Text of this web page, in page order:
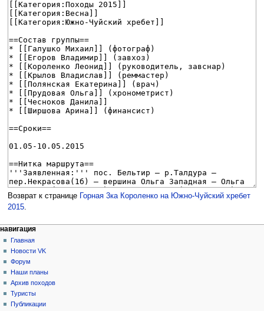
Возврат к странице Горная 3ка Короленко на Южно-Чуйский хребет
2015.
Н
а
в
и
а
ц
действия на странице
статья
обсуждение
читать
просмотр
кода
история
персональные инструменты
создать
учётную
запись
войти
навигация
Главная
Новости VK
Форум
Наши планы
Архив походов
Туристы
Публикации